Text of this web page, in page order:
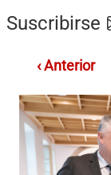
Suscribirse
‹ Anterior